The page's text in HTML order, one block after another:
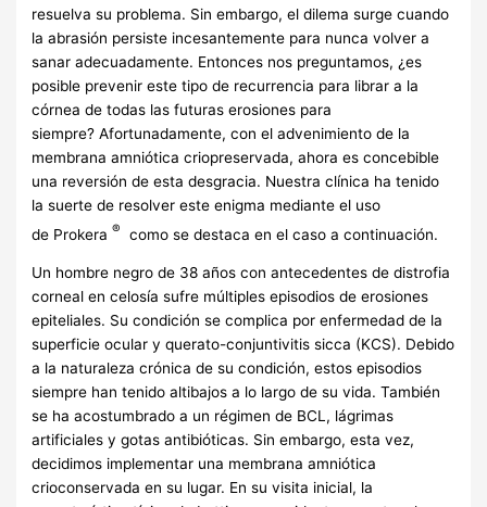
resuelva su problema. Sin embargo, el dilema surge cuando
la abrasión persiste incesantemente para nunca volver a
sanar adecuadamente. Entonces nos preguntamos, ¿es
posible prevenir este tipo de recurrencia para librar a la
córnea de todas las futuras erosiones para
siempre? Afortunadamente, con el advenimiento de la
membrana amniótica criopreservada, ahora es concebible
una reversión de esta desgracia. Nuestra clínica ha tenido
la suerte de resolver este enigma mediante el uso
de Prokera® como se destaca en el caso a continuación.
Un hombre negro de 38 años con antecedentes de distrofia
corneal en celosía sufre múltiples episodios de erosiones
epiteliales. Su condición se complica por enfermedad de la
superficie ocular y querato-conjuntivitis sicca (KCS). Debido
a la naturaleza crónica de su condición, estos episodios
siempre han tenido altibajos a lo largo de su vida. También
se ha acostumbrado a un régimen de BCL, lágrimas
artificiales y gotas antibióticas. Sin embargo, esta vez,
decidimos implementar una membrana amniótica
crioconservada en su lugar. En su visita inicial, la